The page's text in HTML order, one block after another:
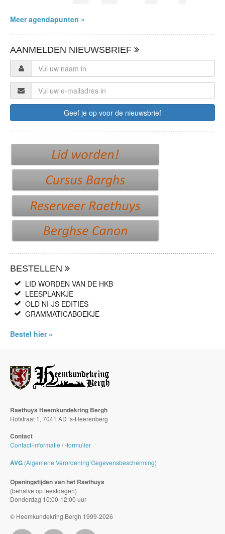
Meer agendapunten »
AANMELDEN NIEUWSBRIEF
BESTELLEN
LID WORDEN VAN DE HKB
LEESPLANKJE
OLD NI-JS EDITIES
GRAMMATICABOEKJE
Bestel hier »
Raethuys Heemkundekring Bergh
Hofstraat 1, 7041 AD ‘s-Heerenberg
Contact
Contact-informatie /-formulier
AVG (Algemene Verordening Gegevensbescherming)
Openingstijden van het Raethuys
(behalve op feestdagen)
Donderdag 10:00-12:00 uur
© Heemkundekring Bergh 1999-2026